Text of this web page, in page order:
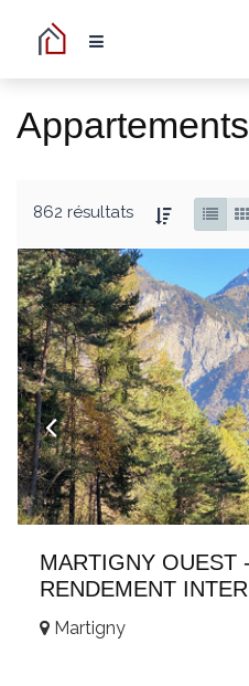
862 résultats
MARTIGNY OUEST
RENDEMENT
Martigny